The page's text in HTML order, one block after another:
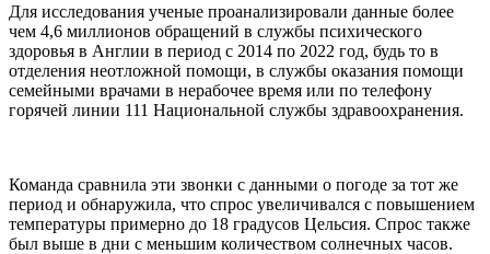
Для исследования ученые проанализировали данные более
чем 4,6 миллионов обращений в службы психического
здоровья в Англии в период с 2014 по 2022 год, будь то в
отделения неотложной помощи, в службы оказания помощи
семейными врачами в нерабочее время или по телефону
горячей линии 111 Национальной службы здравоохранения.
Команда сравнила эти звонки с данными о погоде за тот же
период и обнаружила, что спрос увеличивался с повышением
температуры примерно до 18 градусов Цельсия. Спрос также
был выше в дни с меньшим количеством солнечных часов.